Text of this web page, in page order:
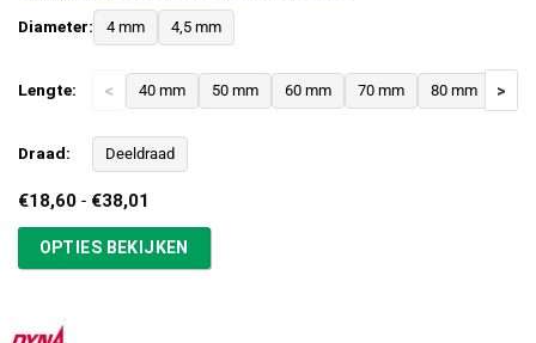
Diameter: 4 mm 4,5 mm
Lengte: < 40 mm 50 mm 60 mm 70 mm 80 mm >
Draad: Deeldraad
€18,60 - €38,01
tot
€38,01
OPTIES BEKIJKEN